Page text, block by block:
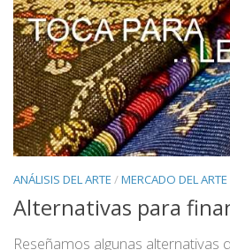
ANÁLISIS DEL ARTE /MERCADO DEL ARTE
Alternativas para
Reseñamos algunas alternativas